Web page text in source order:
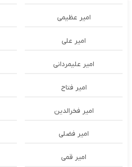
امیر عظیمی
امیر علی
امیر علیمردانی
امیر فتاح
امیر فخرالدین
امیر فضلی
امیر قمی